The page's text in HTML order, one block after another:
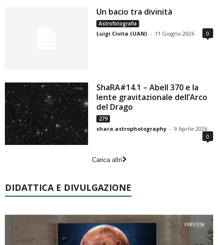
Un bacio tra divinità
Astrofotografia
Luigi Civita (UAN) - 11 Giugno 2026 0
ShaRA#14.1 – Abell 370 e la
lente gravitazionale dell’Arco
del Drago
279
shara.astrophotography - 9 Aprile 2026
0
Carica altri
DIDATTICA E DIVULGAZIONE